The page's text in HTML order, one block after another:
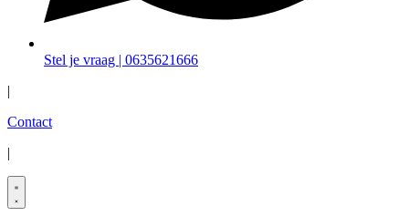
Stel je vraag | 0635621666
|
Contact
|